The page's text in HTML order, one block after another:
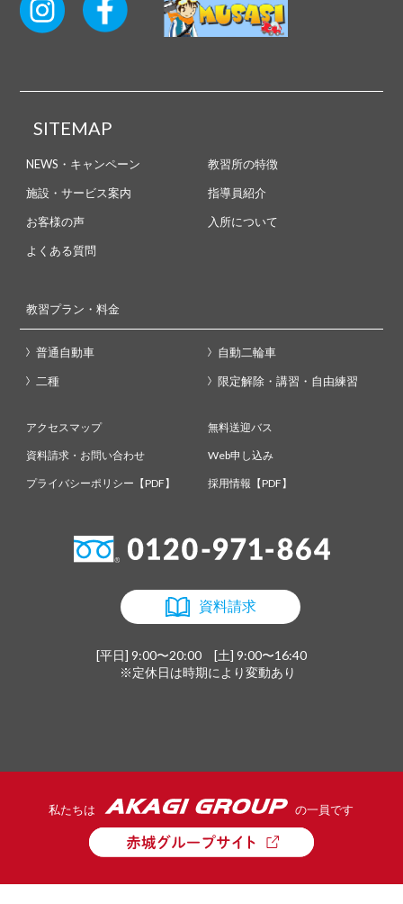
SITEMAP
NEWS・キャンペーン
教習所の特徴
施設・サービス案内
指導員紹介
お客様の声
入所について
よくある質問
教習プラン・料金
普通自動車
自動二輪車
二種
限定解除・講習・自由練習
アクセスマップ 無料送迎バス
資料請求・お問い合わせ Web申し込み
プライバシーポリシー【PDF】 採用情報【PDF】
資料請求
[平日] 9:00〜20:00 [土] 9:00〜16:40
※定休日は時期により変動あり